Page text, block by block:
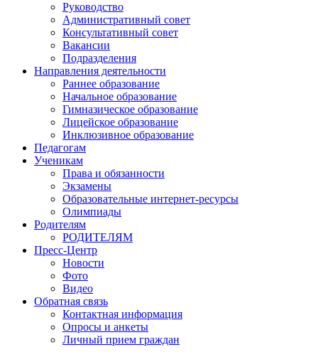
Руководство
Административный совет
Консультативный совет
Вакансии
Подразделения
Направления деятельности
Раннее образование
Начальное образование
Гимназическое образование
Лицейское образование
Инклюзивное образование
Педагогам
Ученикам
Права и обязанности
Экзамены
Образовательные интернет-ресурсы
Олимпиады
Родителям
РОДИТЕЛЯМ
Пресс-Центр
Новости
Фото
Видео
Обратная связь
Контактная информация
Опросы и анкеты
Личный прием граждан